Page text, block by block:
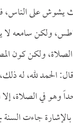
يشوش على الناس،
ولكن سامعه لا
ولكن كون
الحمد لله، له
وهو في الصلاة، إلا
جاءت